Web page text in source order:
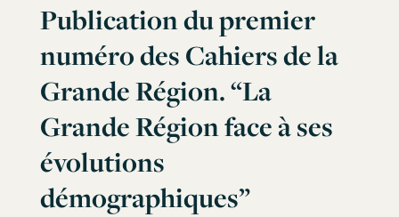
Publication du premier
numéro des Cahiers de la
Grande Région. “La
Grande Région face à ses
évolutions
démographiques”